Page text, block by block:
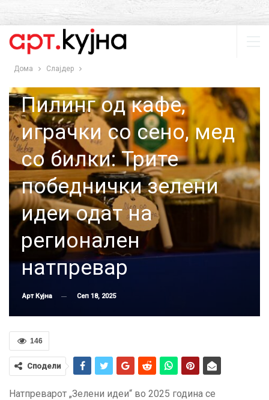
Дома Слајдер
СЛАЈДЕР ТОП 5
Пилинг од кафе,
играчки со сено, мед
со билки: Трите
победнички зелени
идеи одат на
регионален
натпревар
Арт Кујна Сеп 18, 2025
146
Сподели
Натпреварот „Зелени идеи“ во 2025 година се